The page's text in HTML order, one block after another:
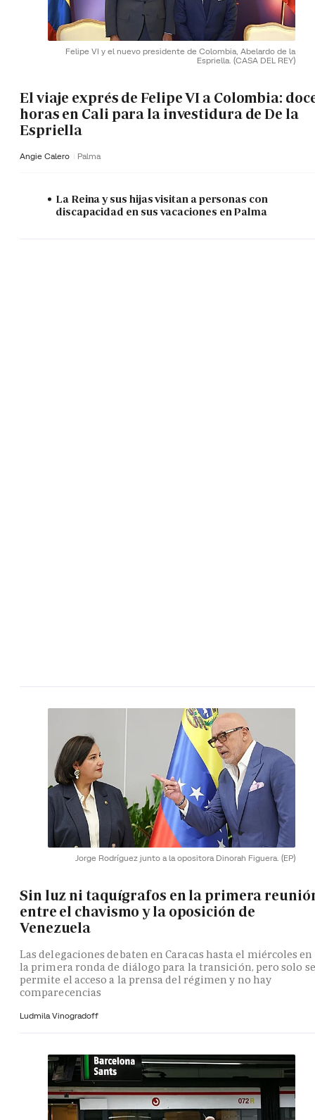
Felipe VI y el nuevo presidente de Colombia, Abelardo de la
Espriella. (CASA DEL REY)
El viaje exprés de Felipe VI a Colombia:
horas en Cali para la investidura de De la
Espriella
Angie Calero Palma
La Reina y sus hijas visitan a personas con
discapacidad en sus vacaciones en Palma
Jorge Rodríguez junto a la opositora Dinorah Figuera. (EP)
Sin luz ni taquígrafos en la primera
entre el chavismo y la oposición de
Venezuela
Las delegaciones debaten en Caracas hasta el miércoles en
la primera ronda de diálogo para la transición, pero solo se
permite el acceso a la prensa del régimen y no hay
comparecencias
Ludmila Vinogradoff